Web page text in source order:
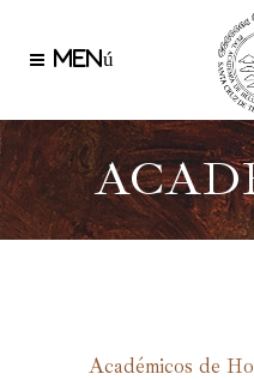
Académicos de